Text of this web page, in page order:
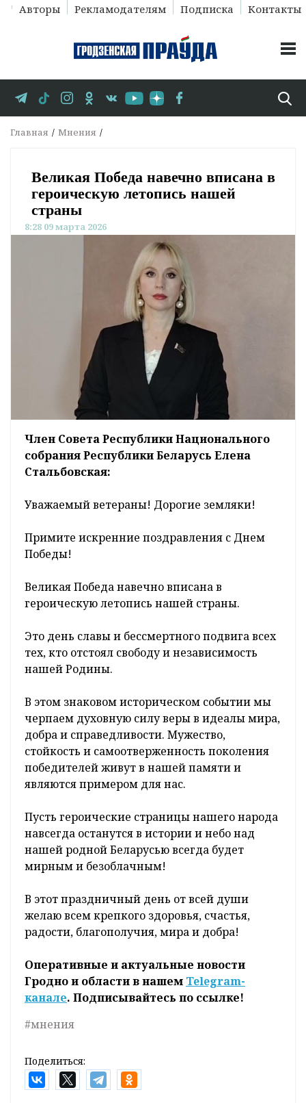
Авторы Рекламодателям Подписка Контакты
Главная Мнения
Великая Победа навечно вписана в
героическую летопись нашей
страны
8:28 09 марта 2026
Член Совета Республики Национального
собрания Республики Беларусь Елена
Стальбовская:
Уважаемый ветераны! Дорогие земляки!
Примите искренние поздравления с Днем
Победы!
Великая Победа навечно вписана в
героическую летопись нашей страны.
Это день славы и бессмертного подвига всех
тех, кто отстоял свободу и независимость
нашей Родины.
В этом знаковом историческом событии мы
черпаем духовную силу веры в идеалы мира,
добра и справедливости. Мужество,
стойкость и самоотверженность поколения
победителей живут в нашей памяти и
являются примером для нас.
Пусть героические страницы нашего народа
навсегда останутся в истории и небо над
нашей родной Беларусью всегда будет
мирным и безоблачным!
В этот праздничный день от всей души
желаю всем крепкого здоровья, счастья,
радости, благополучия, мира и добра!
Оперативные и актуальные новости
Гродно и области в нашем Telegram-
канале. Подписывайтесь по ссылке!
#мнения
Поделиться: